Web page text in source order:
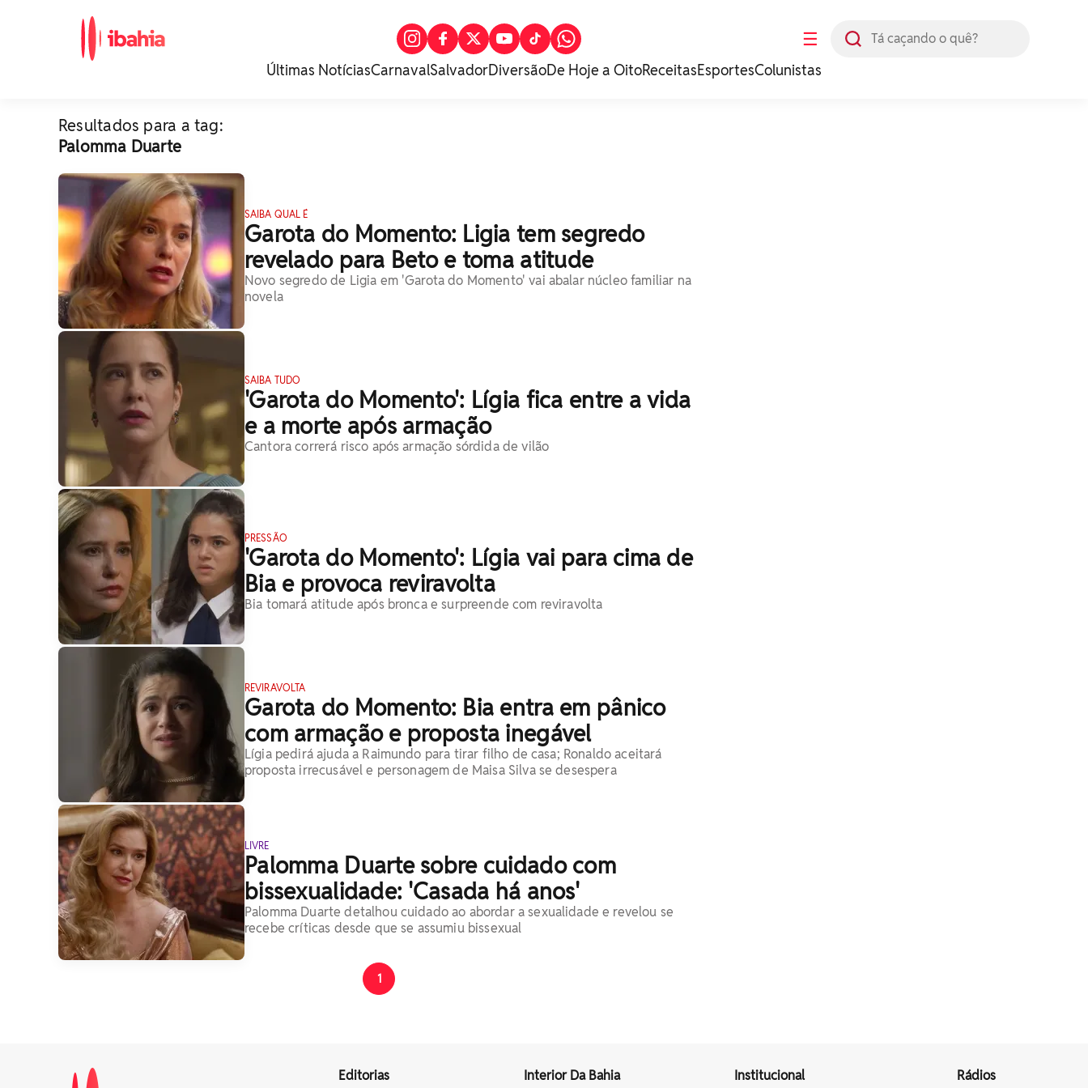
☰
Últimas NotíciasCarnavalSalvadorDiversãoDe Hoje a OitoReceitasEsportesColunistas
Resultados para a tag:
Palomma Duarte
SAIBA QUAL É
Garota do Momento: Ligia tem segredo
revelado para Beto e toma atitude
Novo segredo de Ligia em 'Garota do Momento' vai abalar núcleo familiar na
novela
SAIBA TUDO
'Garota do Momento': Lígia fica entre a vida
e a morte após armação
Cantora correrá risco após armação sórdida de vilão
PRESSÃO
'Garota do Momento': Lígia vai para cima de
Bia e provoca reviravolta
Bia tomará atitude após bronca e surpreende com reviravolta
REVIRAVOLTA
Garota do Momento: Bia entra em pânico
com armação e proposta inegável
Lígia pedirá ajuda a Raimundo para tirar filho de casa; Ronaldo aceitará
proposta irrecusável e personagem de Maisa Silva se desespera
LIVRE
Palomma Duarte sobre cuidado com
bissexualidade: 'Casada há anos'
Palomma Duarte detalhou cuidado ao abordar a sexualidade e revelou se
recebe críticas desde que se assumiu bissexual
1
Editorias
Interior Da Bahia
Institucional
Rádios